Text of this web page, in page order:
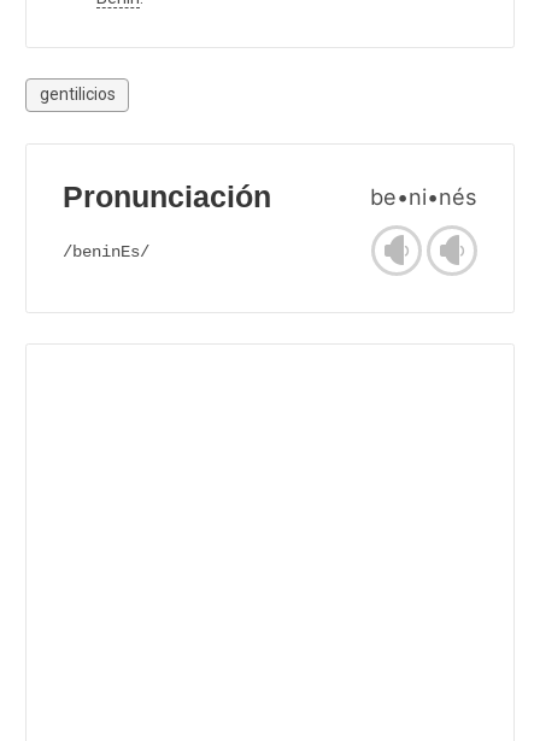
gentilicios
Pronunciación be•ni•nés
/beninEs/